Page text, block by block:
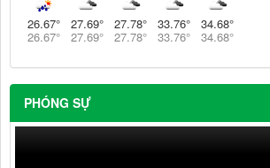
26.67°
26.67°
27.69°
27.69°
27.78°
27.78°
33.76°
33.76°
34.68°
34.68°
PHÓNG SỰ